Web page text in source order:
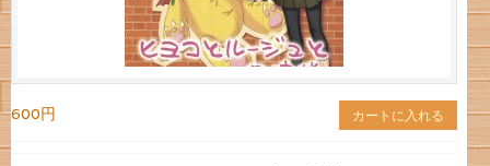
600円 カートに入れる